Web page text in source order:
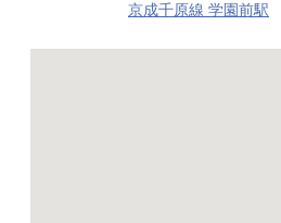
京成千原線 学園前駅